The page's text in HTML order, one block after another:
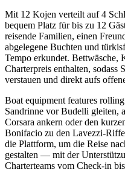
Mit 12 Kojen verteilt auf 4
bequem Platz für bis zu 12
reisende Familien, einen
abgelegene Buchten und
Tempo erkundet. Bettwäsche,
Charterpreis enthalten, sodass
verstauen und direkt aufs
Boat equipment features
Sandrinne vor Budelli gleiten,
Corsara ankern oder den
Bonifacio zu den Lavezzi-
die Plattform, um die Reise
gestalten — mit der
Charterteams vom Check-in